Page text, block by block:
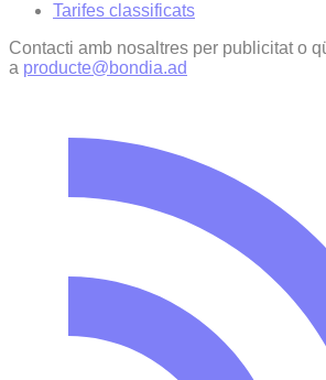
Tarifes classificats
Contacti amb nosaltres per publicitat o
a producte@bondia.ad